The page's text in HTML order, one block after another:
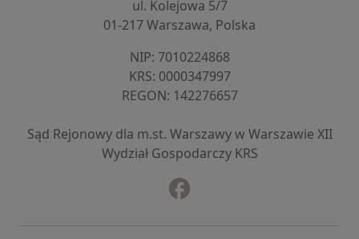
ul. Kolejowa 5/7
01-217 Warszawa, Polska
NIP: ⁠7010224868
KRS: ⁠0000347997
REGON: ⁠142276657
Sąd Rejonowy dla m.st. Warszawy w Warszawie XII
Wydział Gospodarczy KRS